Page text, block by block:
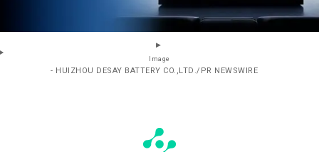
Image
- HUIZHOU DESAY BATTERY CO.,LTD./PR NEWSWIRE